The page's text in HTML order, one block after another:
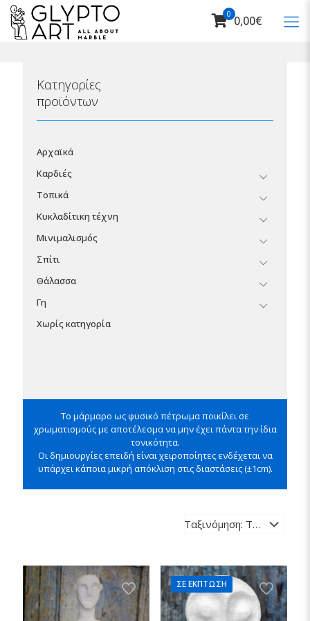
0 0,00€
Κατηγορίες
προϊόντων
Αρχαϊκά
Καρδιές
Τοπικά
Κυκλαδίτικη τέχνη
Μινιμαλισμός
Σπίτι
Θάλασσα
Γη
Χωρίς κατηγορία
Το μάρμαρο ως φυσικό πέτρωμα ποικίλει σε
χρωματισμούς με αποτέλεσμα να μην έχει πάντα την ίδια
τονικότητα.
Οι δημιουργίες επειδή είναι χειροποίητες ενδέχεται να
υπάρχει κάποια μικρή απόκλιση στις διαστάσεις (±1cm).
ΣΕ ΈΚΠΤΩΣΗ